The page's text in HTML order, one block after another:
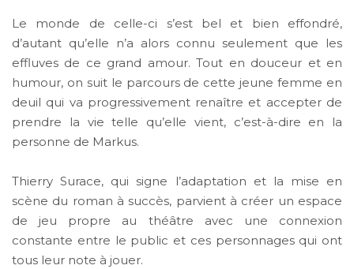
Le monde de celle-ci s’est bel et bien effondré,
d’autant qu’elle n’a alors connu seulement que les
effluves de ce grand amour. Tout en douceur et en
humour, on suit le parcours de cette jeune femme en
deuil qui va progressivement renaître et accepter de
prendre la vie telle qu’elle vient, c’est-à-dire en la
personne de Markus.
Thierry Surace, qui signe l’adaptation et la mise en
scène du roman à succès, parvient à créer un espace
de jeu propre au théâtre avec une connexion
constante entre le public et ces personnages qui ont
tous leur note à jouer.